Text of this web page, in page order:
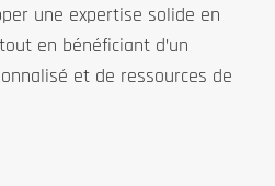
une expertise solide en
en bénéficiant d’un
et de ressources de